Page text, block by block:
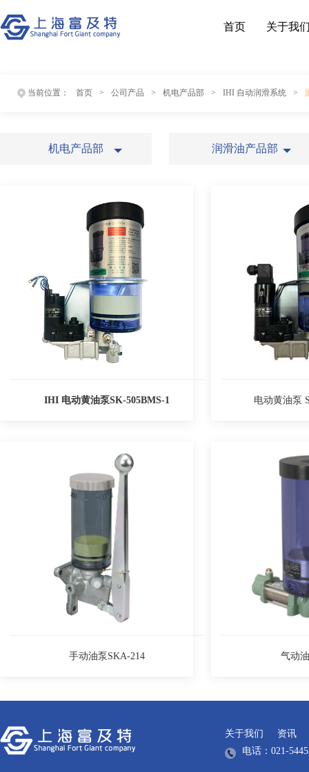
首页 关于我
当前位置： 首页 > 公司产品 > 机电产品部 > IHI 自动润滑系统 >
机电产品部 润滑油产品部
IHI 电动黄油泵SK-505BMS-1 电动黄油泵
手动油泵SKA-214 气动
关于我们
资讯
电话：021-